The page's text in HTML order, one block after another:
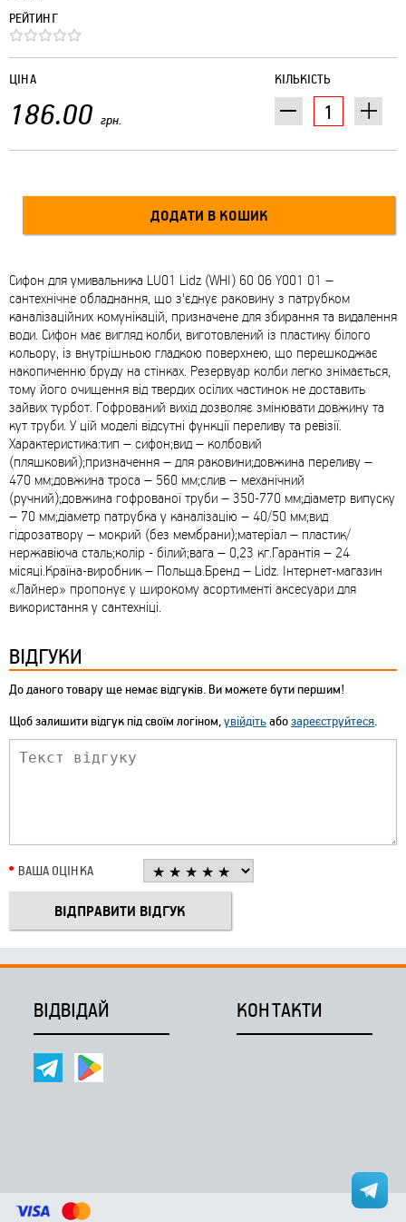
РЕЙТИНГ
КІЛЬКІСТЬ
ЦІНА
186.00 грн.
Сифон для умивальника LU01 Lidz (WHI) 60 06 Y001 01 –
сантехнічне обладнання, що з'єднує раковину з патрубком
каналізаційних комунікацій, призначене для збирання та видалення
води. Сифон має вигляд колби, виготовлений із пластику білого
кольору, із внутрішньою гладкою поверхнею, що перешкоджає
накопиченню бруду на стінках. Резервуар колби легко знімається,
тому його очищення від твердих осілих частинок не доставить
зайвих турбот. Гофрований вихід дозволяє змінювати довжину та
кут труби. У цій моделі відсутні функції переливу та ревізії.
Характеристика:тип – сифон;вид – колбовий
(пляшковий);призначення – для раковини;довжина переливу –
470 мм;довжина троса – 560 мм;слив – механічний
(ручний);довжина гофрованої труби – 350-770 мм;діаметр випуску
– 70 мм;діаметр патрубка у каналізацію – 40/50 мм;вид
гідрозатвору – мокрий (без мембрани);матеріал – пластик/
нержавіюча сталь;колір - білий;вага – 0,23 кг.Гарантія – 24
місяці.Країна-виробник – Польща.Бренд – Lidz. Інтернет-магазин
«Лайнер» пропонує у широкому асортименті аксесуари для
використання у сантехніці.
ВІДГУКИ
До даного товару ще немає відгуків. Ви можете бути першим!
Щоб залишити відгук під своїм логіном,увійдітьабозареєструйтеся.
ВАША ОЦІНКА
ВІДВІДАЙ КОНТАКТИ